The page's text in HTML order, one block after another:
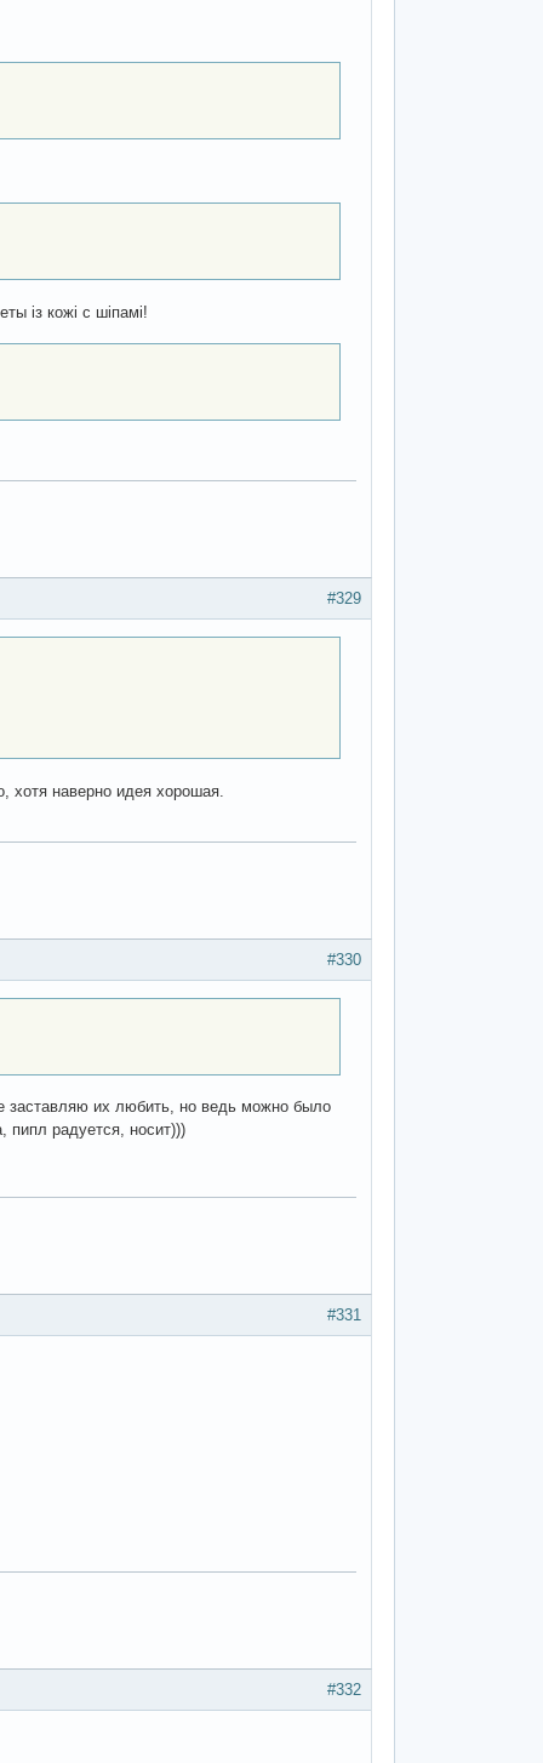
із кожі с шіпамі!
#329
хотя наверно идея хорошая.
#330
заставляю их любить, но ведь можно было
пипл радуется, носит)))
#331
#332